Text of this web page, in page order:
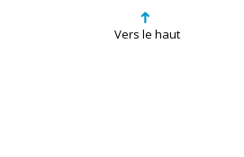
Vers le haut
➜